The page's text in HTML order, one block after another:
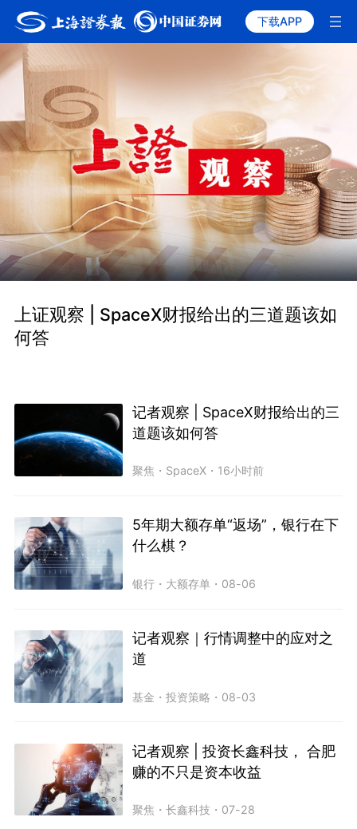
下载APP
上证观察 | SpaceX财报给出的三道题该如
何答
记者观察 | SpaceX财报给出的三
道题该如何答
聚焦 ・ SpaceX ・ 16小时前
5年期大额存单“返场”，银行在下
什么棋？
银行 ・ 大额存单 ・ 08-06
记者观察｜行情调整中的应对之
道
基金 ・投资策略 ・ 08-03
记者观察 | 投资长鑫科技， 合肥
赚的不只是资本收益
聚焦 ・长鑫科技 ・ 07-28